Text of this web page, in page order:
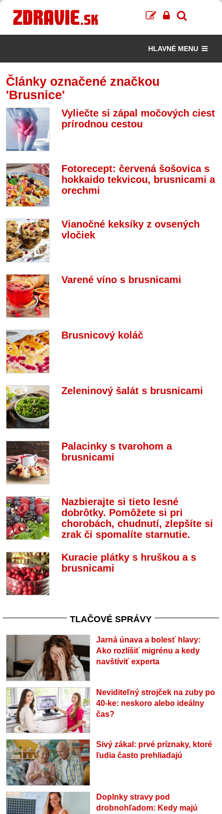
HLAVNÉ MENU
Články označené značkou
'Brusnice'
Vyliečte si zápal močových ciest
prírodnou cestou
Fotorecept: červená šošovica s
hokkaido tekvicou, brusnicami a
orechmi
Vianočné keksíky z ovsených
vločiek
Varené víno s brusnicami
Brusnicový koláč
Zeleninový šalát s brusnicami
Palacinky s tvarohom a
brusnicami
Nazbierajte si tieto lesné
dobrôtky. Pomôžete si pri
chorobách, chudnutí, zlepšíte si
zrak či spomalíte starnutie.
Kuracie plátky s hruškou a s
brusnicami
TLAČOVÉ SPRÁVY
Jarná únava a bolesť hlavy:
Ako rozlíšiť migrénu a kedy
navštíviť experta
Neviditeľný strojček na zuby po
40-ke: neskoro alebo ideálny
čas?
Sivý zákal: prvé príznaky, ktoré
ľudia často prehliadajú
Doplnky stravy pod
drobnohľadom: Kedy majú